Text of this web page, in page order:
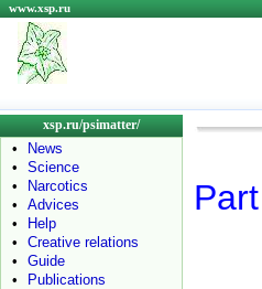
www.xsp.ru
xsp.ru/psimatter/
•
News
•
Science
•
Narcotics
•
Advices
•
Help
•
Creative relations
•
Guide
•
Publications
Part